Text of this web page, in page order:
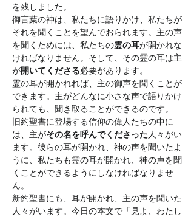
を残しました。
御言葉の神は、私たちに語りかけ、私たちが
それを聞くことを望んでおられます。主の声
を聞くためには、私たちの霊の耳が開かれな
ければなりません。そして、その霊の耳は主
が開いてくださる必要があります。
霊の耳が開かれれば、主の御声を聞くことが
できます。主がどんなに小さな声で語りかけ
られても、聞き取ることができるのです。
旧約聖書に登場する信仰の偉人たちの中に
は、主がその名を呼んでくださった人々がい
ます。彼らの耳が開かれ、神の声を聞いたよ
うに、私たちも霊の耳が開かれ、神の声を聞
くことができるようにしなければなりませ
ん。
新約聖書にも、耳が開かれ、主の声を聞いた
人々がいます。今日の本文で「見よ、わたし